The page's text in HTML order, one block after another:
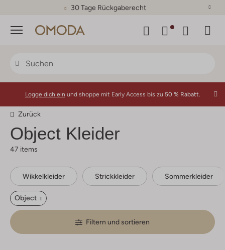
30 Tage Rückgaberecht
Menü
Logge dich ein und shoppe mit Early Access bis zu 50 % Rabatt.
Zurück
Object Kleider
47 items
Wikkelkleider Strickkleider Sommerkleider
Object
Filtern und sortieren